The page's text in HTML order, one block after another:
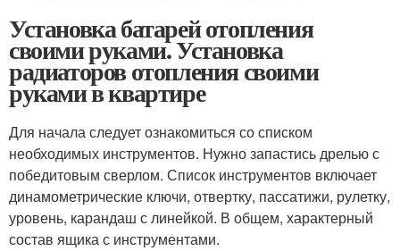
Установка батарей отопления
своими руками. Установка
радиаторов отопления своими
руками в квартире
Для начала следует ознакомиться со списком
необходимых инструментов. Нужно запастись дрелью с
победитовым сверлом. Список инструментов включает
динамометрические ключи, отвертку, пассатижи, рулетку,
уровень, карандаш с линейкой. В общем, характерный
состав ящика с инструментами.